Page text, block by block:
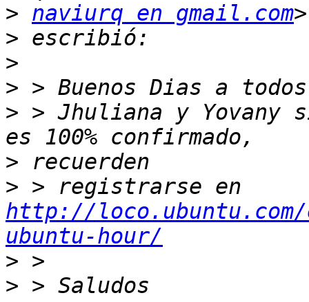
> naviurq en gmail.com
>
>
>
> > Jhuliana y Yovany
>
>
http://loco.ubuntu.com/
ubuntu-hour/
>
>